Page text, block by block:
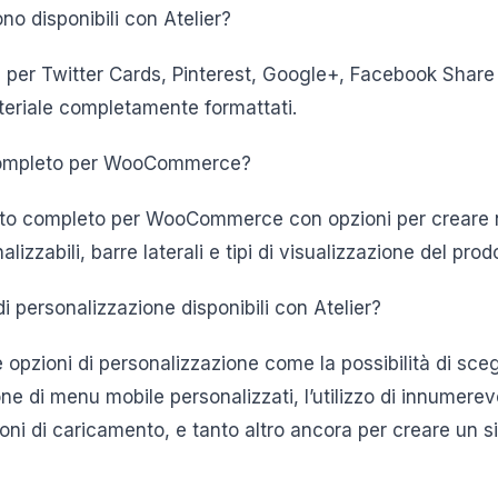
disponibili con Atelier?
Twitter Cards, Pinterest, Google+, Facebook
completamente formattati.
per WooCommerce?
completo per WooCommerce con opzioni per creare
barre laterali e tipi di visualizzazione del
personalizzazione disponibili con Atelier?
di personalizzazione come la possibilità di
di menu mobile personalizzati, l’utilizzo di
di caricamento, e tanto altro ancora per creare un